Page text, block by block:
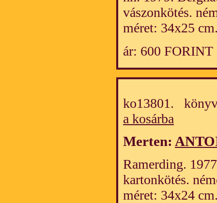
vászonkötés.
méret: 34x25
ár: 600 FORINT
ko13801.
a kosárba
Merten:
Ramerding.
kartonkötés.
méret: 34x24